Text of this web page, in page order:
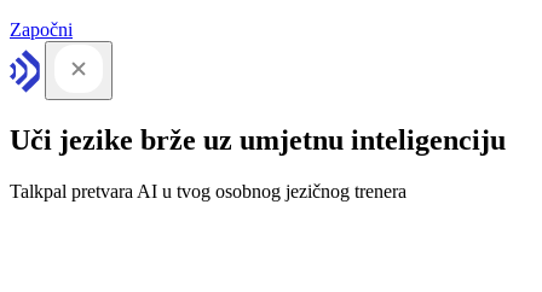
Započni
Uči jezike brže uz umjetnu inteligenciju
Talkpal pretvara AI u tvog osobnog jezičnog trenera